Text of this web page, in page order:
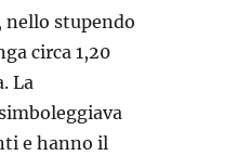
nello stupendo
circa 1,20
La
e hanno il